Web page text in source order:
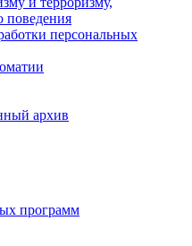
поведения
персональных
архив
программ